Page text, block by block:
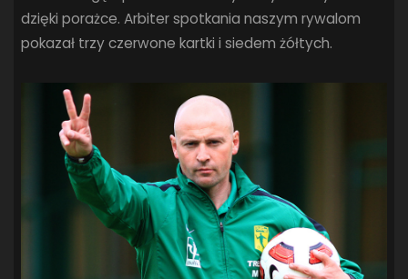
dzięki porażce. Arbiter spotkania naszym rywalom
pokazał trzy czerwone kartki i siedem żółtych.